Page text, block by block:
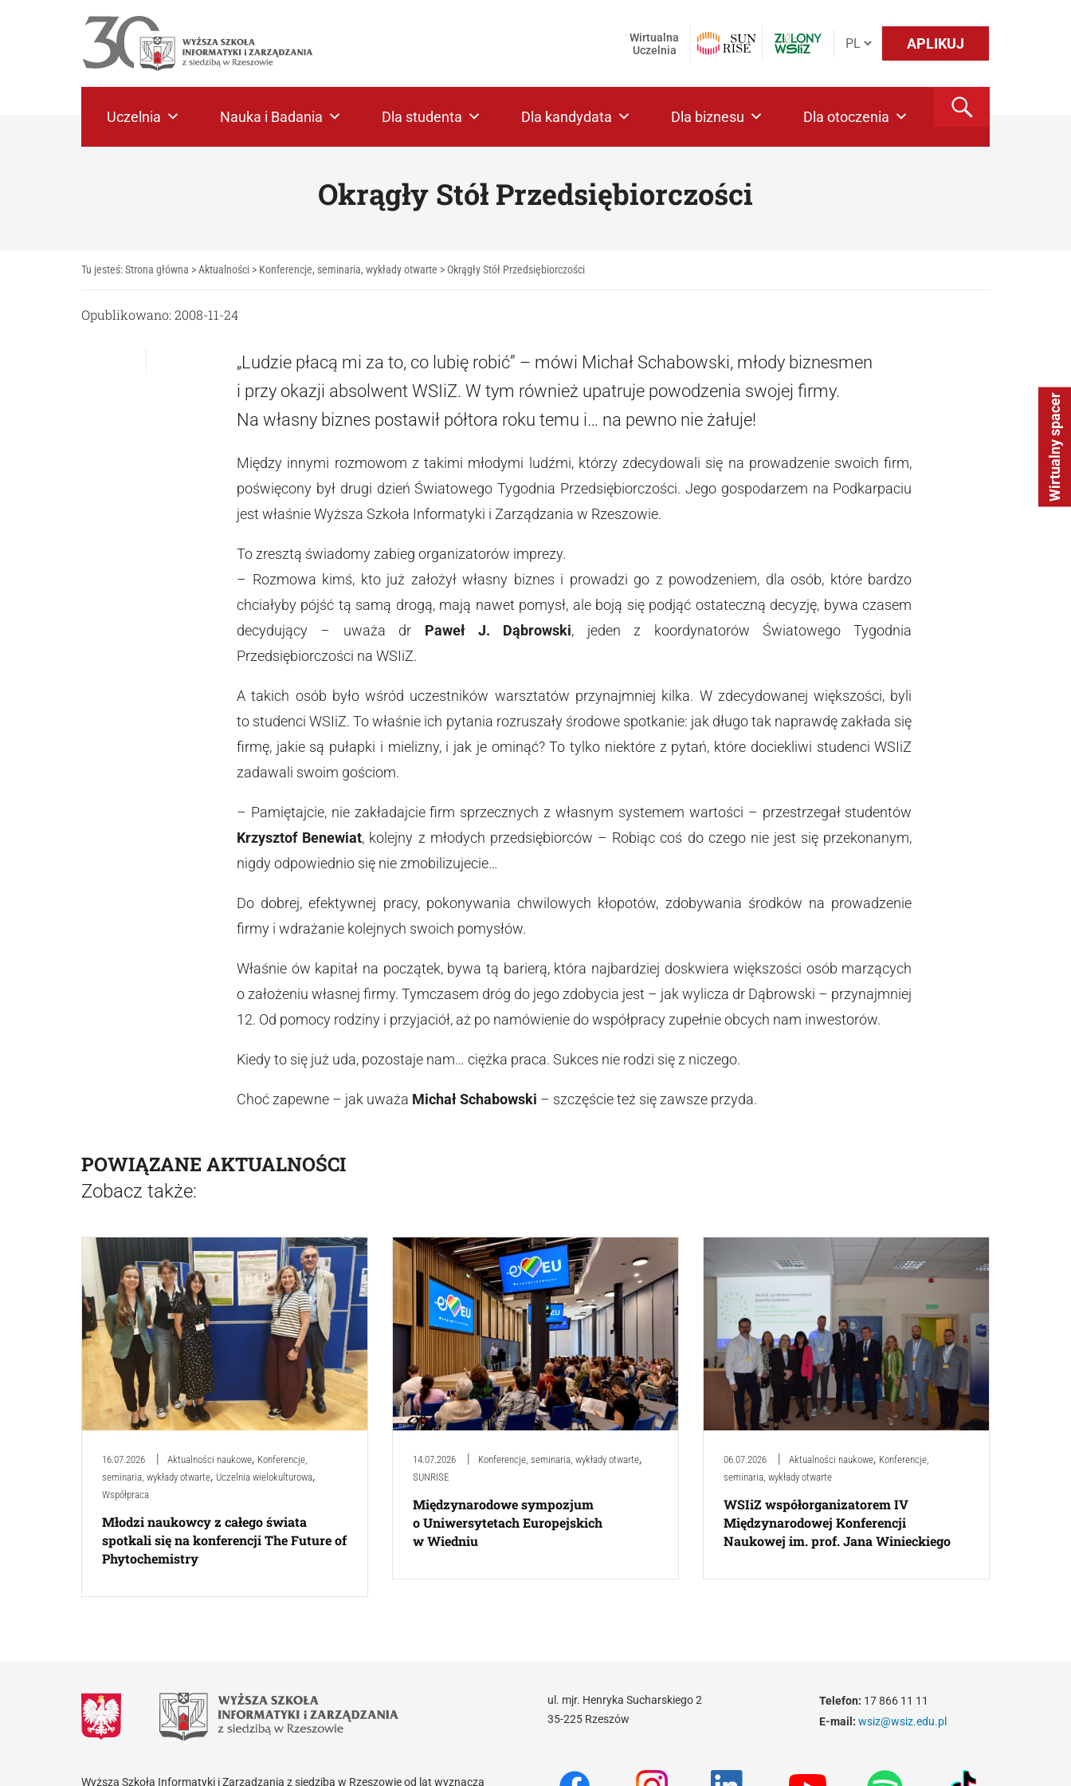
Wirtualny spacer
APLIKUJ
Wirtualna
Uczelnia
Uczelnia Nauka i Badania Dla studenta Dla kandydata Dla biznesu Dla otoczenia
Okrągły Stół Przedsiębiorczości
Tu jesteś:Strona główna >Aktualności > Konferencje, seminaria, wykłady otwarte > Okrągły Stół Przedsiębiorczości
Opublikowano: 2008-11-24
„Ludzie płacą mi za to, co lubię robić” – mówi Michał Schabowski, młody biznesmen
i przy okazji absolwent WSIiZ. W tym również upatruje powodzenia swojej firmy.
Na własny biznes postawił półtora roku temu i… na pewno nie żałuje!
Między innymi rozmowom z takimi młodymi ludźmi, którzy zdecydowali się na prowadzenie swoich firm,
poświęcony był drugi dzień Światowego Tygodnia Przedsiębiorczości. Jego gospodarzem na Podkarpaciu
jest właśnie Wyższa Szkoła Informatyki i Zarządzania w Rzeszowie.
To zresztą świadomy zabieg organizatorów imprezy.
– Rozmowa kimś, kto już założył własny biznes i prowadzi go z powodzeniem, dla osób, które bardzo
chciałyby pójść tą samą drogą, mają nawet pomysł, ale boją się podjąć ostateczną decyzję, bywa czasem
decydujący – uważa dr Paweł J. Dąbrowski, jeden z koordynatorów Światowego Tygodnia
Przedsiębiorczości na WSIiZ.
A takich osób było wśród uczestników warsztatów przynajmniej kilka. W zdecydowanej większości, byli
to studenci WSIiZ. To właśnie ich pytania rozruszały środowe spotkanie: jak długo tak naprawdę zakłada się
firmę, jakie są pułapki i mielizny, i jak je ominąć? To tylko niektóre z pytań, które dociekliwi studenci WSIiZ
zadawali swoim gościom.
– Pamiętajcie, nie zakładajcie firm sprzecznych z własnym systemem wartości – przestrzegał studentów
Krzysztof Benewiat, kolejny z młodych przedsiębiorców – Robiąc coś do czego nie jest się przekonanym,
nigdy odpowiednio się nie zmobilizujecie…
Do dobrej, efektywnej pracy, pokonywania chwilowych kłopotów, zdobywania środków na prowadzenie
firmy i wdrażanie kolejnych swoich pomysłów.
Właśnie ów kapitał na początek, bywa tą barierą, która najbardziej doskwiera większości osób marzących
o założeniu własnej firmy. Tymczasem dróg do jego zdobycia jest – jak wylicza dr Dąbrowski – przynajmniej
12. Od pomocy rodziny i przyjaciół, aż po namówienie do współpracy zupełnie obcych nam inwestorów.
Kiedy to się już uda, pozostaje nam… ciężka praca. Sukces nie rodzi się z niczego.
Choć zapewne – jak uważa Michał Schabowski – szczęście też się zawsze przyda.
POWIĄZANE AKTUALNOŚCI
Zobacz także:
16.07.2026 Aktualności naukowe, Konferencje,
seminaria, wykłady otwarte, Uczelnia wielokulturowa,
Współpraca
Młodzi naukowcy z całego świata
spotkali się na konferencji The Future of
Phytochemistry
14.07.2026 Konferencje, seminaria, wykłady otwarte,
SUNRISE
Międzynarodowe sympozjum
o Uniwersytetach Europejskich
w Wiedniu
06.07.2026 Aktualności naukowe, Konferencje,
seminaria, wykłady otwarte
WSIiZ współorganizatorem IV
Międzynarodowej Konferencji
Naukowej im. prof. Jana Winieckiego
Wyższa Szkoła Informatyki i Zarządzania z siedzibą w Rzeszowie od lat wyznacza
ul. mjr. Henryka Sucharskiego 2
35-225 Rzeszów
Telefon: 17 866 11 11
E-mail: wsiz@wsiz.edu.pl